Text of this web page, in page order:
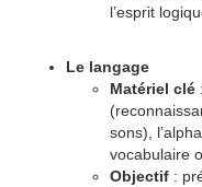
l’esprit
Le langage
Matériel clé
sons),
vocabulaire
Objectif :